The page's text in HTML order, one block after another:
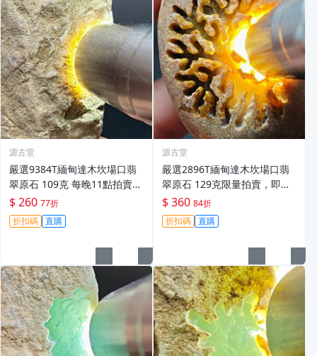
源古堂
嚴選9384T緬甸達木坎場口翡
翠原石 109克 每晚11點拍賣
截單 公認公平真實成交 泰國達
木坎翡翠 原石 翡翠
$ 260 77折
折扣碼 直購
源古堂
嚴選2896T緬甸達木坎場口翡
翠原石 129克限量拍賣，即晚1
1點截標，真摯販售直擊心坎。
翡翠原石 拍賣 翡翠玉石
$ 360 84折
折扣碼 直購